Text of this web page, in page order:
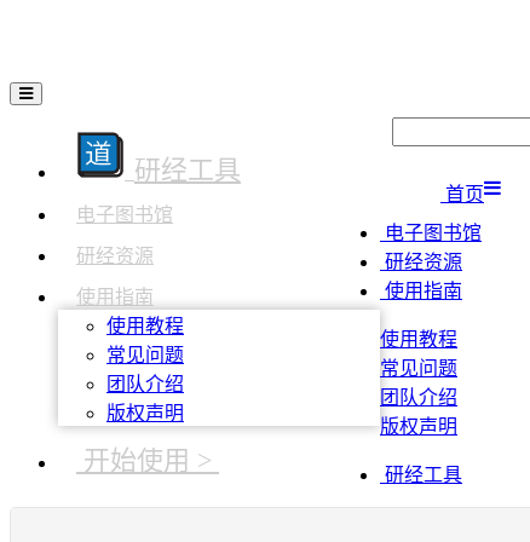
研经工具
电子图书馆
研经资源
使用指南
使用教程
常见问题
团队介绍
版权声明
开始使用 >
首页
电子图书馆
研经资源
使用指南
使用教程
常见问题
团队介绍
版权声明
研经工具